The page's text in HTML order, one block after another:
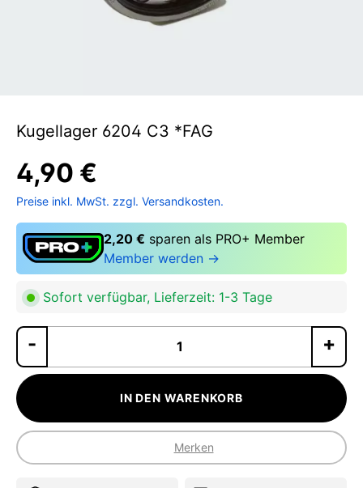
Kugellager 6204 C3 *FAG
4,90 €
Preise inkl. MwSt. zzgl. Versandkosten.
2,20 € sparen als PRO+ Member
Member werden →
Sofort verfügbar, Lieferzeit: 1-3 Tage
IN DEN WARENKORB
Merken